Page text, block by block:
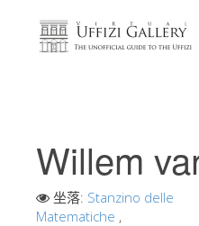
主页
活动 & 展览
游客的评论
Willem
坐落: Stanzino delle
Matematiche ,